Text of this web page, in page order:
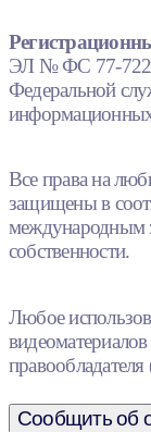
ЭЛ № ФС 77-
Федеральной
Все права на
защищены в
международным
собственности.
Любое
Сообщить об